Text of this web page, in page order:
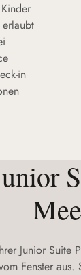
erlaubt
in
Junior Suite
Fenster